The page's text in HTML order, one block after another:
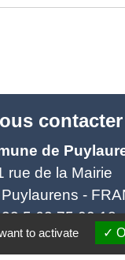
contacter
de
rue de la Mairie
-
5 63 75 00 18
Contact par formulaire
to activate